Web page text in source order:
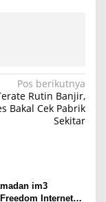
Pos berikutnya
Rutin Banjir,
Bakal Cek Pabrik
Sekitar
im3
Internet